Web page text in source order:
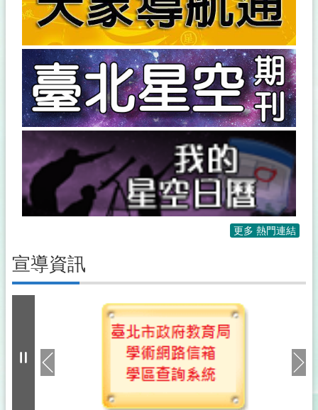
更多 熱門連結
宣導資訊